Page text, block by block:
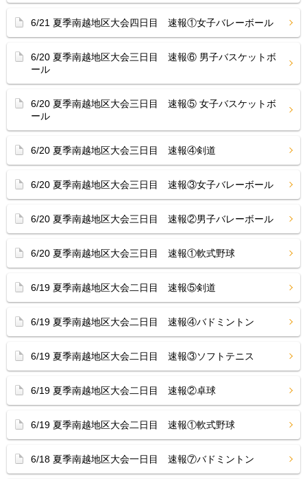
6/21 夏季南越地区大会四日目 速報①女子バレーボール
6/20 夏季南越地区大会三日目 速報⑥ 男子バスケットボ
ール
6/20 夏季南越地区大会三日目 速報⑤ 女子バスケットボ
ール
6/20 夏季南越地区大会三日目 速報④剣道
6/20 夏季南越地区大会三日目 速報③女子バレーボール
6/20 夏季南越地区大会三日目 速報②男子バレーボール
6/20 夏季南越地区大会三日目 速報①軟式野球
6/19 夏季南越地区大会二日目 速報⑤剣道
6/19 夏季南越地区大会二日目 速報④バドミントン
6/19 夏季南越地区大会二日目 速報③ソフトテニス
6/19 夏季南越地区大会二日目 速報②卓球
6/19 夏季南越地区大会二日目 速報①軟式野球
6/18 夏季南越地区大会一日目 速報⑦バドミントン